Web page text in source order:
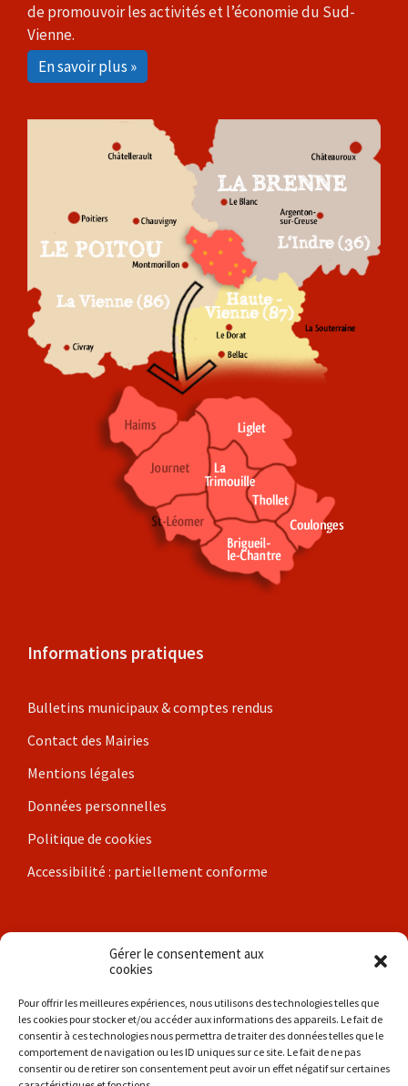
Gérer le consentement aux
cookies
Pour offrir les meilleures expériences, nous utilisons des technologies telles que
les cookies pour stocker et/ou accéder aux informations des appareils. Le fait de
consentir à ces technologies nous permettra de traiter des données telles que le
comportement de navigation ou les ID uniques sur ce site. Le fait de ne pas
consentir ou de retirer son consentement peut avoir un effet négatif sur certaines
de promouvoir les activités et l’économie du Sud-
Vienne.
En savoir plus »
Informations pratiques
Bulletins municipaux & comptes rendus
Contact des Mairies
Mentions légales
Données personnelles
Politique de cookies
Accessibilité : partiellement conforme
Nos communes
Coulonges
Les Hérolles